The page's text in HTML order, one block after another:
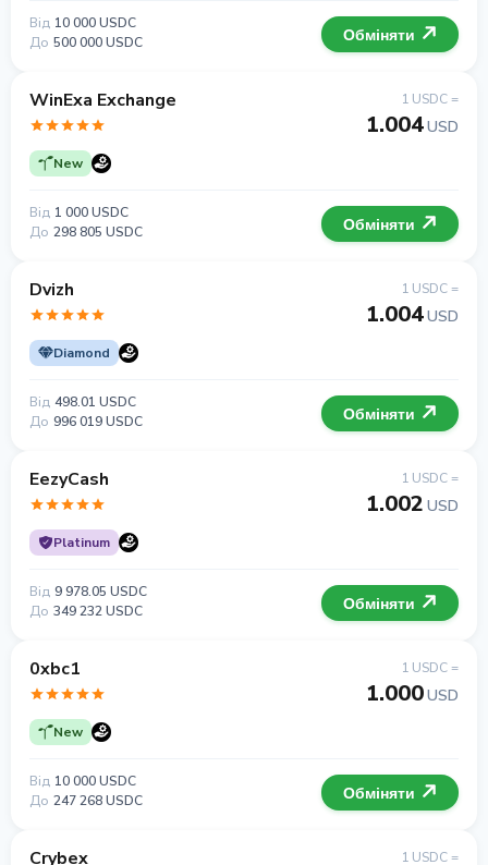
Від 10 000 USDC
До 500 000 USDC Обміняти
WinExa Exchange
New
1 USDC =
1.004USD
Від 1 000 USDC
До 298 805 USDC Обміняти
Dvizh
Diamond
1 USDC =
1.004USD
Від 498.01 USDC
До 996 019 USDC Обміняти
EezyCash
Platinum
1 USDC =
1.002 USD
Від 9 978.05 USDC
До 349 232 USDC Обміняти
0xbc1
New
1 USDC =
1.000USD
Від 10 000 USDC
До 247 268 USDC Обміняти
Crybex 1 USDC =